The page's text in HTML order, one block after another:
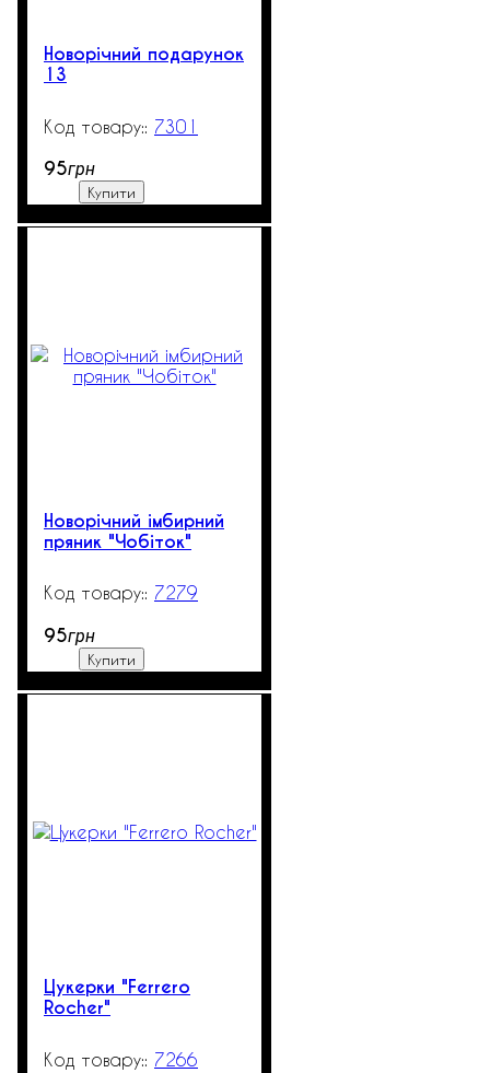
Новорічний подарунок
13
7301
95грн
Купити
Новорічний імбирний
пряник "Чобіток"
7279
95грн
Купити
Цукерки "Ferrero
Rocher"
7266